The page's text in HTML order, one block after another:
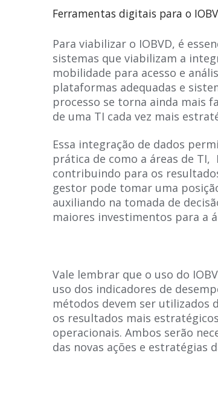
Ferramentas digitais para o
Para viabilizar o IOBVD, é
sistemas que viabilizam a
mobilidade para acesso e
plataformas adequadas e
processo se torna ainda mais
de uma TI cada vez mais
Essa integração de dados
prática de como a áreas de
contribuindo para os
gestor pode tomar uma
auxiliando na tomada de
maiores investimentos para a
Vale lembrar que o uso do
uso dos indicadores de
métodos devem ser utilizados
os resultados mais
operacionais. Ambos serão
das novas ações e estratégias